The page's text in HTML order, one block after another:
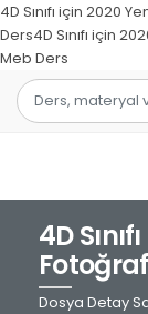
4D Sınıfı için 2020
Ders4D Sınıfı için
Meb Ders
1.SINIF
2.SINIF
4D
Dosya Detay